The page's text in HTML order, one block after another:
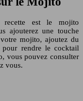
recette est le mojito
ajouterez une touche
mojito, ajoutez du
rendre le cocktail
vous pouvez consulter
vous.